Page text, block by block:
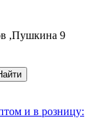
,Пушкина 9
и в розницу: